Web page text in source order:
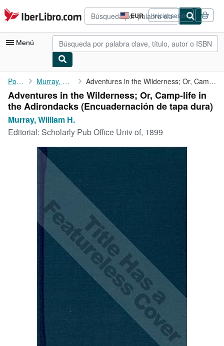
Pasar al contenido principal
IberLibro.com EUR
Preferencias
de
compra
del
Iniciar sesión
Menú
Mi cuenta
Consultar mis pedidos
Búsqueda avanzada
Colecciones
Libros antiguos
Arte y coleccionismo
Comenzar a vender
CERRAR
Portada Murray, William H. Adventures in the Wilderness; Or, Camp-life in the Adirondacks
Adventures in the Wilderness; Or, Camp-life in
the Adirondacks (Encuadernación de tapa dura)
Murray, William H.
Editorial: Scholarly Pub Office Univ of, 1899